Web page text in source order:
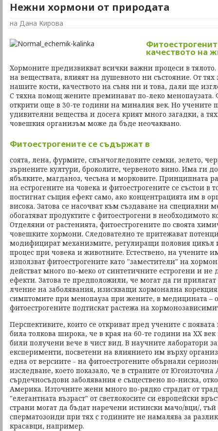
Нежни хормони от природата
на Дана Кирова
качеството на
Хормоните предизвикват всички важни процеси в
на веществата, влияят на душевното ни състояние. От
нашите кости, качеството на съня ни и това, дали ще
С тяхна помощ жените преминават по-леко менопаузата.
открити още в 30-те години на миналия век. Но учените
удивителни вещества и досега крият много загадки, а
човешкия организъм може да бъде неочаквано.
Фитоестрогените се съдържат в
соята, лена, фурмите, слънчогледовите семки, зелето,
зърнените култури, броколите, червеното вино. Има ги
ябълките, магданоз, чесъна и морковите. Принципната
на естрогените на човека и фитоестрогените се състои в
постигнат същия ефект само, ако концентрацията им в
висока. Затова се насочват към създаване на специални
обогатяват продуктите с фитоестрогени в необходимото
Отделяни от растенията, фитоестрогените по своята
човешките хормони. Следователно те притежават
модифицират механизмите, регулиращи половия цикъл
процес при човека и животните. Естествено, на учените
използват фитоестрогените като "заместители" на
действат много по-меко от синтетичните естрогени и не
ефекти. Затова те предположили, че могат да ги
лчение на заболявания, изискващи хормонална
симптомите при менопауза при жените, в медицината –
фитоестрогените подтискат растежа на
Перспективите, които се откриват пред учените с
била толкова широка, че в края на 60-те години на ХХ век
били получени вече в чист вид. В научните лаборатори
експерименти, посветени на влиянието им върху
една от версиите - на фитоестрогените обърнали
изследване, което показало, че в страните от Югоизточна
сърдечносъдови заболявания е съществено по-ниска,
Америка. Източните жени много по-рядко страдат от
"елегантната възраст" от светлокосите си европейски
страни могат да бъдат наречени истински мачо/вци/, тъй
сперматозоиди при тях с годините не намалява за
красавци, например.